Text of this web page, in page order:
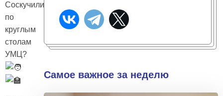
Соскучились
по
круглым
столам
УМЦ?
Самое важное за неделю